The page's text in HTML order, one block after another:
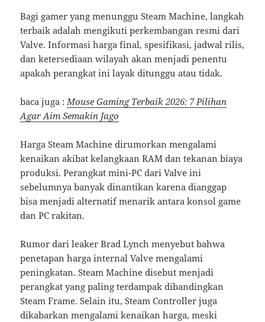
Bagi gamer yang menunggu Steam Machine, langkah
terbaik adalah mengikuti perkembangan resmi dari
Valve. Informasi harga final, spesifikasi, jadwal rilis,
dan ketersediaan wilayah akan menjadi penentu
apakah perangkat ini layak ditunggu atau tidak.
baca juga :Mouse Gaming Terbaik 2026: 7 Pilihan
Agar Aim Semakin Jago
Harga Steam Machine dirumorkan mengalami
kenaikan akibat kelangkaan RAM dan tekanan biaya
produksi. Perangkat mini-PC dari Valve ini
sebelumnya banyak dinantikan karena dianggap
bisa menjadi alternatif menarik antara konsol game
dan PC rakitan.
Rumor dari leaker Brad Lynch menyebut bahwa
penetapan harga internal Valve mengalami
peningkatan. Steam Machine disebut menjadi
perangkat yang paling terdampak dibandingkan
Steam Frame. Selain itu, Steam Controller juga
dikabarkan mengalami kenaikan harga, meski